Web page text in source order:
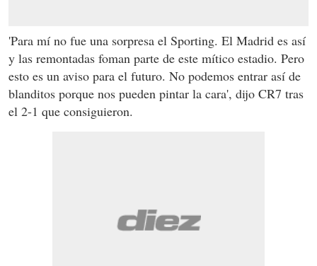
'Para mí no fue una sorpresa el Sporting. El Madrid es así
y las remontadas foman parte de este mítico estadio. Pero
esto es un aviso para el futuro. No podemos entrar así de
blanditos porque nos pueden pintar la cara', dijo CR7 tras
el 2-1 que consiguieron.